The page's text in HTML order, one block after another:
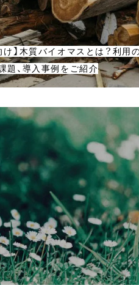
け】木質バイオマスとは？利用
題、導入事例をご紹介